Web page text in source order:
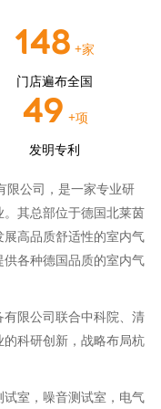
150 +家
门店遍布全国
50 +项
发明专利
公司，是一家专业研
其总部位于德国北莱茵
高品质舒适性的室内气
各种德国品质的室内气
限公司联合中科院、清
科研创新，战略布局杭
室，噪音测试室，电气